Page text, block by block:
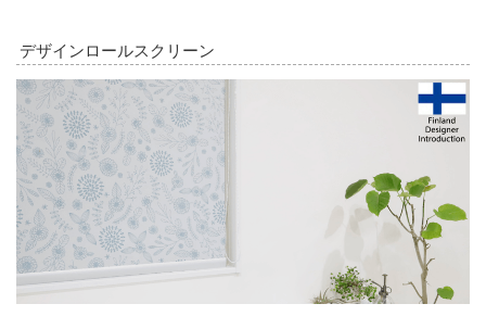
デザインロールスクリーン